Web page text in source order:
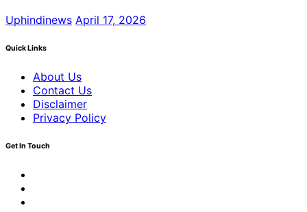
Uphindinews April 17, 2026
Quick Links
About Us
Contact Us
Disclaimer
Privacy Policy
Get In Touch